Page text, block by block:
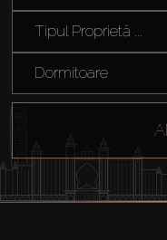
Tipul Proprietă ...
Dormitoare